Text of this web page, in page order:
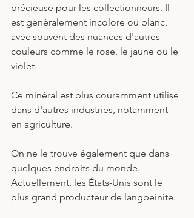
précieuse pour les collectionneurs. Il
est généralement incolore ou blanc,
avec souvent des nuances d'autres
couleurs comme le rose, le jaune ou le
violet.
Ce minéral est plus couramment utilisé
dans d'autres industries, notamment
en agriculture.
On ne le trouve également que dans
quelques endroits du monde.
Actuellement, les États-Unis sont le
plus grand producteur de langbeinite.